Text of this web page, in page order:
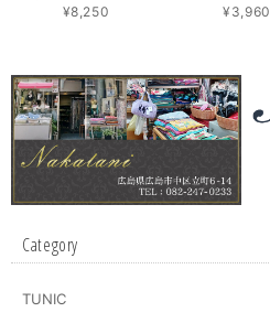
¥8,250
¥3,960
Category
TUNIC